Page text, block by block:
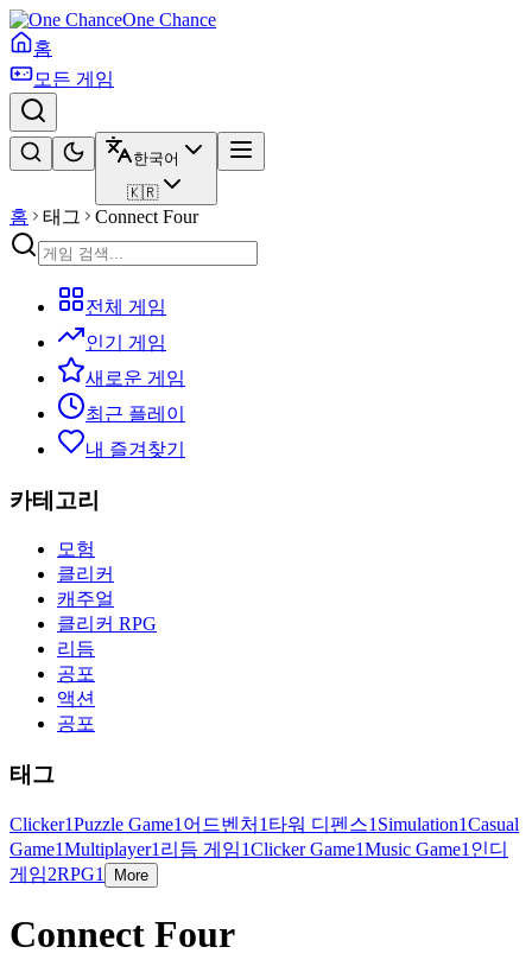
One Chance
홈
모든 게임
한국어
🇰🇷
홈 태그 Connect Four
전체 게임
인기 게임
새로운 게임
최근 플레이
내 즐겨찾기
카테고리
모험
클리커
캐주얼
클리커 RPG
리듬
공포
액션
공포
태그
Clicker1Puzzle Game1 어드벤처 1 타워 디펜스1 Simulation1Casual
Game1Multiplayer1 리듬 게임1Clicker Game1Music Game1 인디
게임2RPG1 More
Connect Four